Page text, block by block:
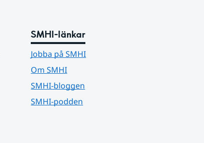
SMHI-länkar
Jobba på SMHI
Om SMHI
SMHI-bloggen
SMHI-podden